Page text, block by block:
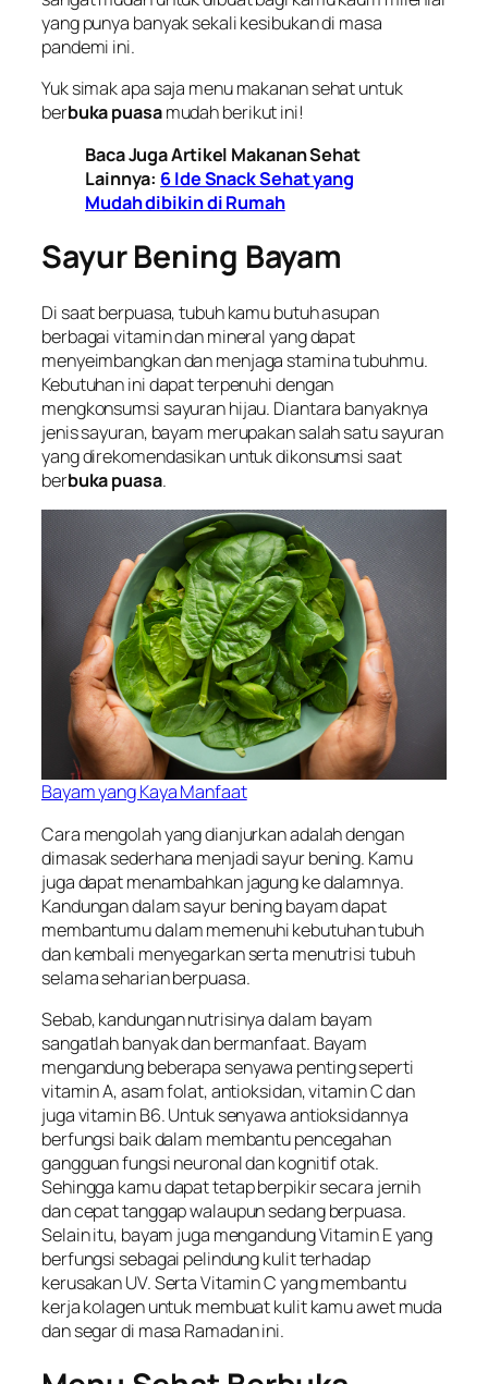
yang punya banyak sekali kesibukan di masa
pandemi ini.
Yuk simak apa saja menu makanan sehat untuk
berbuka puasamudah berikut ini!
Baca Juga Artikel Makanan Sehat
Lainnya: 6 Ide Snack Sehat yang
Mudah dibikin di Rumah
Sayur Bening Bayam
Di saat berpuasa, tubuh kamu butuh asupan
berbagai vitamin dan mineral yang dapat
menyeimbangkan dan menjaga stamina tubuhmu.
Kebutuhan ini dapat terpenuhi dengan
mengkonsumsi sayuran hijau. Diantara banyaknya
jenis sayuran, bayam merupakan salah satu sayuran
yang direkomendasikan untuk dikonsumsi saat
berbuka puasa.
Bayam yang Kaya Manfaat
Cara mengolah yang dianjurkan adalah dengan
dimasak sederhana menjadi sayur bening. Kamu
juga dapat menambahkan jagung ke dalamnya.
Kandungan dalam sayur bening bayam dapat
membantumu dalam memenuhi kebutuhan tubuh
dan kembali menyegarkan serta menutrisi tubuh
selama seharian berpuasa.
Sebab, kandungan nutrisinya dalam bayam
sangatlah banyak dan bermanfaat. Bayam
mengandung beberapa senyawa penting seperti
vitamin A, asam folat, antioksidan, vitamin C dan
juga vitamin B6. Untuk senyawa antioksidannya
berfungsi baik dalam membantu pencegahan
gangguan fungsi neuronal dan kognitif otak.
Sehingga kamu dapat tetap berpikir secara jernih
dan cepat tanggap walaupun sedang berpuasa.
Selain itu, bayam juga mengandung Vitamin E yang
berfungsi sebagai pelindung kulit terhadap
kerusakan UV. Serta Vitamin C yang membantu
kerja kolagen untuk membuat kulit kamu awet muda
dan segar di masa Ramadan ini.